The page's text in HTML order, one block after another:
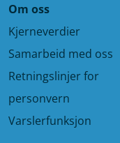
Om oss
Kjerneverdier
Samarbeid med oss
Retningslinjer for
personvern
Varslerfunksjon